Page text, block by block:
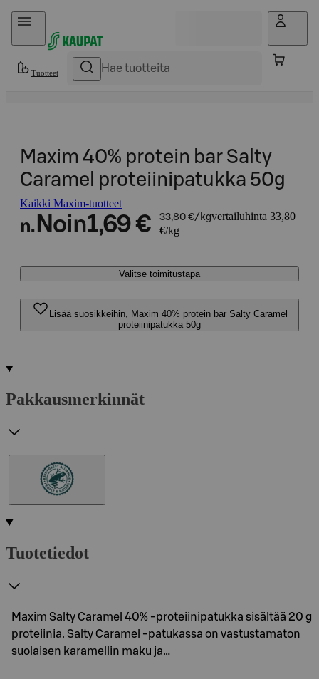
Hyppää sisältöön
Tuotteet
Maxim 40% protein bar Salty
Caramel proteiinipatukka 50g
Kaikki Maxim-tuotteet
n. Noin1,69 € 33,80 €/kgvertailuhinta 33,80
€/kg
Valitse toimitustapa
Lisää suosikkeihin, Maxim 40% protein bar Salty Caramel
proteiinipatukka 50g
Pakkausmerkinnät
Tuotetiedot
Maxim Salty Caramel 40% -proteiinipatukka sisältää 20 g
proteiinia. Salty Caramel -patukassa on vastustamaton
suolaisen karamellin maku ja…